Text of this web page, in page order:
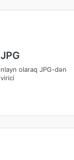
olaraq JPG-dən